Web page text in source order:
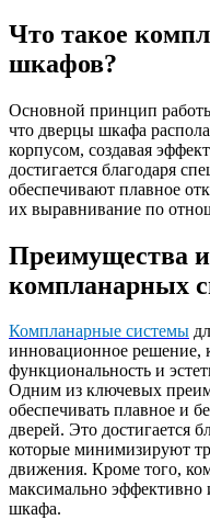
Что такое
шкафов?
Основной принцип
что дверцы шкафа
корпусом, создавая
достигается благодаря
обеспечивают плавное
их выравнивание по
Преимущества
компланарных
Компланарные системы
инновационное решение,
функциональность и
Одним из ключевых
обеспечивать плавное и
дверей. Это достигается
которые минимизируют
движения. Кроме того,
максимально эффективно
шкафа.